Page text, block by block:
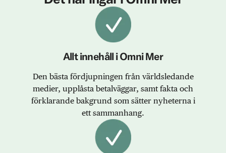
Allt innehåll i Omni Mer
Den bästa fördjupningen från världsledande
medier, upplåsta betalväggar, samt fakta och
förklarande bakgrund som sätter nyheterna i
ett sammanhang.